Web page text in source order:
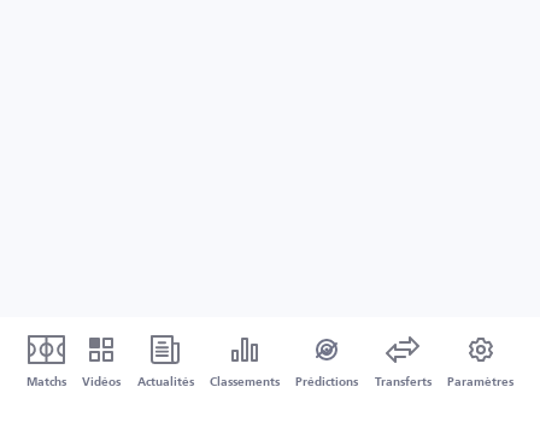
Matchs Vidéos Actualités Classements Prédictions Transferts Paramètres